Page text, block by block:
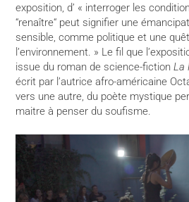
exposition, d’ « interroger les
“renaître“ peut signifier une
sensible, comme politique et une
l’environnement. » Le fil que
issue du roman de science-fictionLa
écrit par l’autrice afro-américaine
vers une autre, du poète mystique
maitre à penser du soufisme.